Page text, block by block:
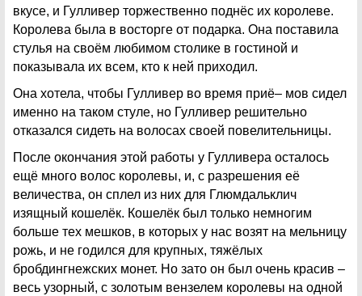
вкусе, и Гулливер торжественно поднёс их королеве.
Королева была в восторге от подарка. Она поставила
стулья на своём любимом столике в гостиной и
показывала их всем, кто к ней приходил.
Она хотела, чтобы Гулливер во время приё– мов сидел
именно на таком стуле, но Гулливер решительно
отказался сидеть на волосах своей повелительницы.
После окончания этой работы у Гулливера осталось
ещё много волос королевы, и, с разрешения её
величества, он сплел из них для Глюмдальклич
изящный кошелёк. Кошелёк был только немногим
больше тех мешков, в которых у нас возят на мельницу
рожь, и не годился для крупных, тяжёлых
бробдингнежских монет. Но зато он был очень красив –
весь узорный, с золотым вензелем королевы на одной